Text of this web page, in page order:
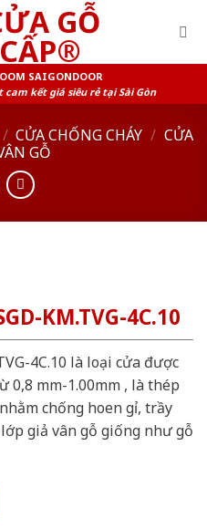
SAIGONDOOR
cam kết giá siêu rẻ tại Sài Gòn
/ CỬA CHỐNG CHÁY / CỬA
GỖ
KM.TVG-4C.10
4C.10 là loại cửa được
0,8 mm-1.00mm , là thép
chống hoen gỉ, trầy
giả vân gỗ giống như gỗ